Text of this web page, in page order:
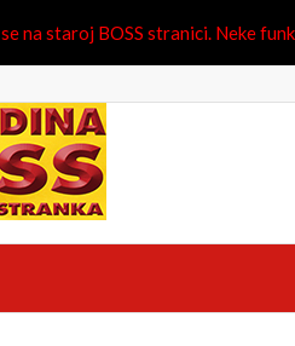
na staroj BOSS stranici. Neke